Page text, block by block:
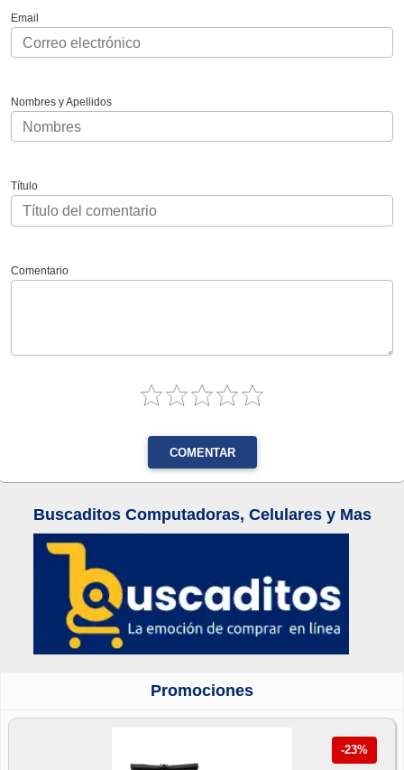
Email
Nombres y Apellidos
Título
Comentario
COMENTAR
Buscaditos Computadoras, Celulares y Mas
Promociones
-23%